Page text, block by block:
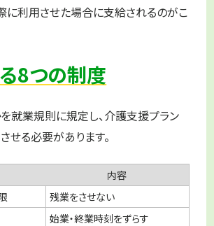
に利用させた場合に支給されるのがこ
8つの制度
就業規則に規定し、介護支援プラン
せる必要があります。
内容
残業をさせない
始業・終業時刻をずらす